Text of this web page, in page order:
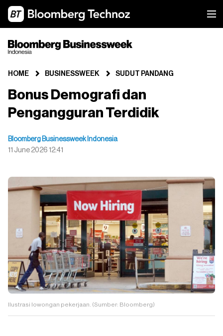
HOME BUSINESSWEEK SUDUT PANDANG
Bonus Demografi dan
Pengangguran Terdidik
Bloomberg Businessweek Indonesia
11 June 2026 12:41
Ilustrasi lowongan pekerjaan. (Sumber: Bloomberg)